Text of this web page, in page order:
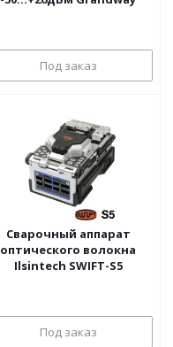
Под заказ
Сварочный аппарат
оптического волокна
Ilsintech SWIFT-S5
Под заказ